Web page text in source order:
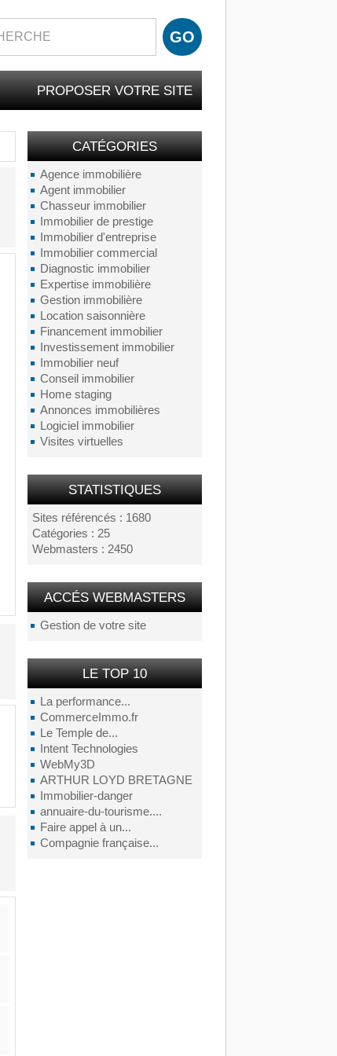
PROPOSER VOTRE SITE
CATÉGORIES
Agence immobilière
Agent immobilier
Chasseur immobilier
Immobilier de prestige
Immobilier d'entreprise
Immobilier commercial
Diagnostic immobilier
Expertise immobilière
Gestion immobilière
Location saisonnière
Financement immobilier
Investissement immobilier
Immobilier neuf
Conseil immobilier
Home staging
Annonces immobilières
Logiciel immobilier
Visites virtuelles
STATISTIQUES
Sites référencés : 1680
Catégories : 25
Webmasters : 2450
ACCÉS WEBMASTERS
Gestion de votre site
LE TOP 10
La performance...
CommerceImmo.fr
Le Temple de...
Intent Technologies
WebMy3D
ARTHUR LOYD BRETAGNE
Immobilier-danger
annuaire-du-tourisme....
Faire appel à un...
Compagnie française...